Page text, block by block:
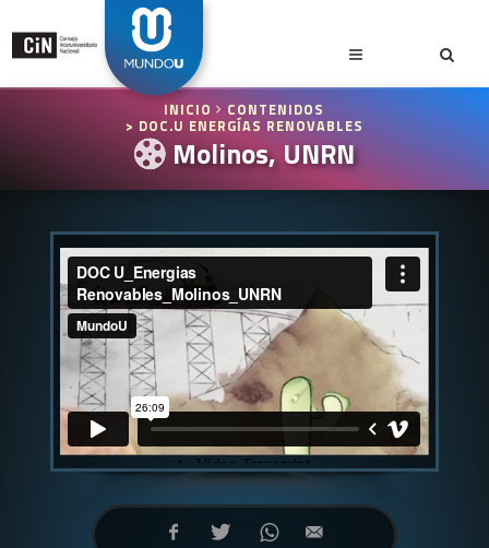
INICIO CONTENIDOS
> DOC.U ENERGÍAS RENOVABLES
Molinos, UNRN